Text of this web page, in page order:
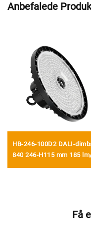
Anbefalede
HB-246-100D2 DALI-
840 246-H115 mm 185
Få